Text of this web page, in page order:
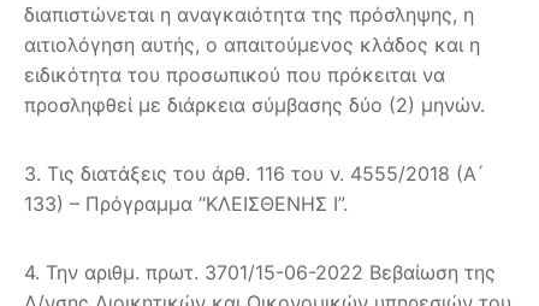
διαπιστώνεται η αναγκαιότητα της πρόσληψης, η
αιτιολόγηση αυτής, ο απαιτούμενος κλάδος και η
ειδικότητα του προσωπικού που πρόκειται να
προσληφθεί με διάρκεια σύμβασης δύο (2) μηνών.
3. Τις διατάξεις του άρθ. 116 του ν. 4555/2018 (Α ́
133) – Πρόγραμμα “ΚΛΕΙΣΘΕΝΗΣ Ι”.
4. Την αριθμ. πρωτ. 3701/15-06-2022 Βεβαίωση της